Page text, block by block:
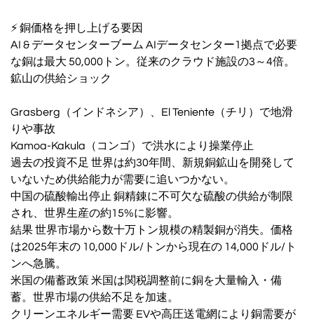
⚡ 銅価格を押し上げる要因
AI & データセンターブーム AIデータセンター1拠点で必要
な銅は最大 50,000トン。従来のクラウド施設の3～4倍。
鉱山の供給ショック
Grasberg（インドネシア）、El Teniente（チリ）で地滑
りや事故
Kamoa-Kakula（コンゴ）で洪水により操業停止
過去の投資不足 世界は約30年間、新規銅鉱山を開発して
いないため供給能力が需要に追いつかない。
中国の硫酸輸出停止 銅精錬に不可欠な硫酸の供給が制限
され、世界生産の約15%に影響。
結果 世界市場から数十万トン規模の精製銅が消失。価格
は2025年末の 10,000ドル/トンから現在の 14,000ドル/ト
ンへ急騰。
米国の備蓄政策 米国は関税調整前に銅を大量輸入・備
蓄。世界市場の供給不足を加速。
クリーンエネルギー需要 EVや高圧送電網により銅需要が